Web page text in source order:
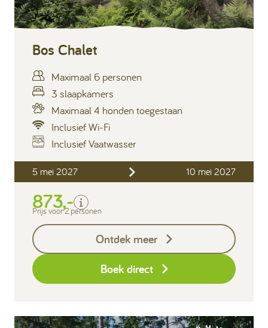
Bos Chalet
Maximaal 6 personen
3 slaapkamers
Maximaal 4 honden toegestaan
Inclusief Wi-Fi
Inclusief Vaatwasser
5 mei 2027 10 mei 2027
873,-
Inclusief
Verblijfskosten
Keukendoekenpakket
Eindschoonmaak
Prijs voor 2 personen
Ontdek meer
Boek direct